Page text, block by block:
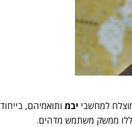
למחשבי יבמ ותואמיהם, בייחוד
ממשק משתמש מדהים.